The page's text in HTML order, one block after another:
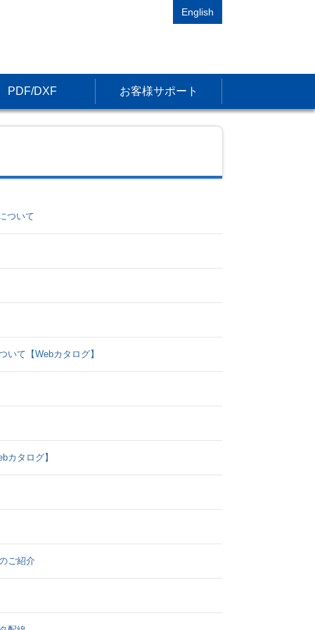
English
PDF/DXF お客様サポート
ついて
て【Webカタログ】
タログ】
ご紹介